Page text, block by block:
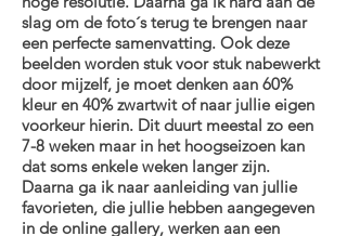
slag om de foto´s terug te brengen naar
een perfecte samenvatting. Ook deze
beelden worden stuk voor stuk nabewerkt
door mijzelf, je moet denken aan 60%
kleur en 40% zwartwit of naar jullie eigen
voorkeur hierin. Dit duurt meestal zo een
7-8 weken maar in het hoogseizoen kan
dat soms enkele weken langer zijn.
Daarna ga ik naar aanleiding van jullie
favorieten, die jullie hebben aangegeven
in de online gallery, werken aan een